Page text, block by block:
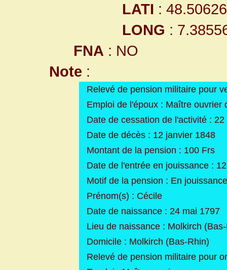
LATI :
LONG :
FNA : NO
Note :
Relevé de pension militaire pour
Emploi de l'époux : Maître ouvrier
Date de cessation de l'activité :
Date de décès : 12 janvier 1848
Montant de la pension : 100 Frs
Date de l'entrée en jouissance :
Motif de la pension : En
Prénom(s) : Cécile
Date de naissance : 24 mai 1797
Lieu de naissance : Molkirch
Domicile : Molkirch (Bas-Rhin)
Relevé de pension militaire pour